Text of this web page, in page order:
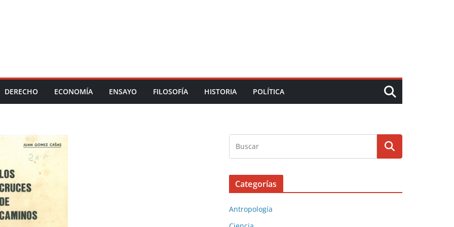
DERECHO ECONOMÍA ENSAYO FILOSOFÍA HISTORIA POLÍTICA
Categorías
Antropología